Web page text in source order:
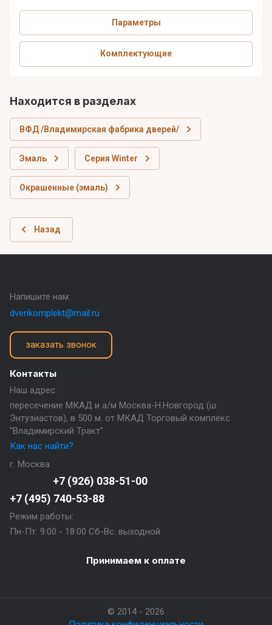
Параметры
Комплектующие
Находится в разделах
ВФД /Владимирская фабрика дверей/
Эмаль Серия Winter
Окрашенные (эмаль)
Назад
Контакты
Наш адрес:
пересечение МКАД и а/м Москва-Н.Новгород (ш.
Энтузиастов), в 500 м. от МКАД Торговый комплекс
"Владимирский Тракт"
Как нас найти?
г. Москва
+7 (926) 038-51-00
+7 (495) 740-53-88
Режим работы:
Пн-Пт: 9:00 - 18:00 Сб-Вс: выходной
Напишите нам:
dverikomplekt@mail.ru
заказать звонок
Принимаем к оплате
© 2014 - 2026